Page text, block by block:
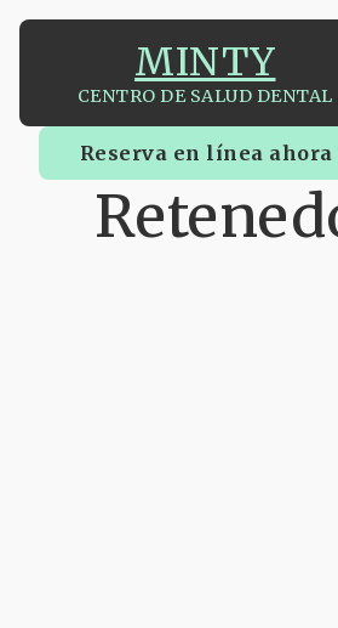
MINTY
CENTRO DE SALUD DENTAL
Reserva en línea ahora
Reserva en línea ahora